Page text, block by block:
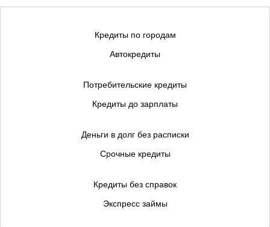
Кредиты по городам
Автокредиты
Потребительские кредиты
Кредиты до зарплаты
Деньги в долг без расписки
Срочные кредиты
Кредиты без справок
Экспресс займы